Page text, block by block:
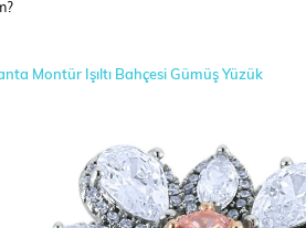
Montür Işıltı Bahçesi Gümüş Yüzük